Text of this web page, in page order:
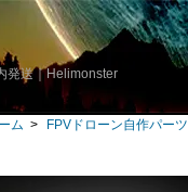
発送｜Helimonster
ム > FPVドローン自作パーツ